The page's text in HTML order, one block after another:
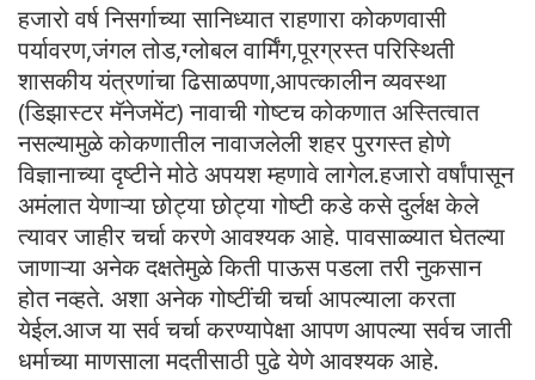
हजारो वर्ष निसर्गाच्या सानिध्यात राहणारा कोकणवासी
पर्यावरण,जंगल तोड,ग्लोबल वार्मिंग,पूरग्रस्त परिस्थिती
शासकीय यंत्रणांचा ढिसाळपणा,आपत्कालीन व्यवस्था
(डिझास्टर मॅनेजमेंट) नावाची गोष्टच कोकणात अस्तित्वात
नसल्यामुळे कोकणातील नावाजलेली शहर पुरगस्त होणे
विज्ञानाच्या दृष्टीने मोठे अपयश म्हणावे लागेल.हजारो वर्षांपासून
अमंलात येणाऱ्या छोट्या छोट्या गोष्टी कडे कसे दुर्लक्ष केले
त्यावर जाहीर चर्चा करणे आवश्यक आहे. पावसाळ्यात घेतल्या
जाणाऱ्या अनेक दक्षतेमुळे किती पाऊस पडला तरी नुकसान
होत नव्हते. अशा अनेक गोष्टींची चर्चा आपल्याला करता
येईल.आज या सर्व चर्चा करण्यापेक्षा आपण आपल्या सर्वच जाती
धर्माच्या माणसाला मदतीसाठी पुढे येणे आवश्यक आहे.